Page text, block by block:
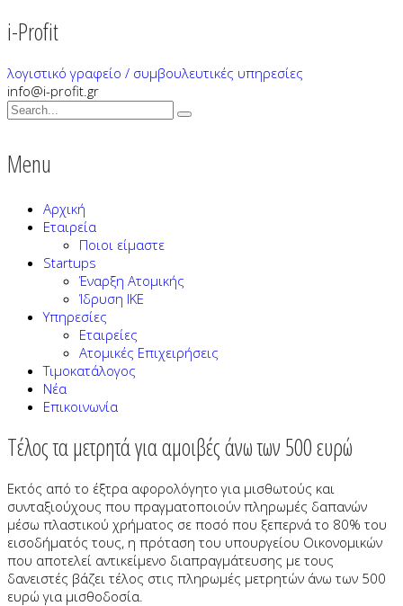
i-Profit
λογιστικό γραφείο / συμβουλευτικές υπηρεσίες
info@i-profit.gr
Menu
Αρχική
Εταιρεία
Ποιοι είμαστε
Startups
Έναρξη Ατομικής
Ίδρυση ΙΚΕ
Υπηρεσίες
Εταιρείες
Ατομικές Επιχειρήσεις
Τιμοκατάλογος
Νέα
Επικοινωνία
Τέλος τα μετρητά για αμοιβές άνω των 500 ευρώ
Εκτός από το έξτρα αφορολόγητο για μισθωτούς και
συνταξιούχους που πραγματοποιούν πληρωμές δαπανών
μέσω πλαστικού χρήματος σε ποσό που ξεπερνά το 80% του
εισοδήματός τους, η πρόταση του υπουργείου Οικονομικών
που αποτελεί αντικείμενο διαπραγμάτευσης με τους
δανειστές βάζει τέλος στις πληρωμές μετρητών άνω των 500
ευρώ για μισθοδοσία.